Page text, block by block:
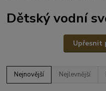
Dětský vodní
Upřesnit
Nejnovější Nejlevnější